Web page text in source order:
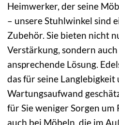
Heimwerker, der seine
– unsere Stuhlwinkel sind
Zubehör. Sie bieten nicht
Verstärkung, sondern
ansprechende Lösung.
das für seine Langlebigkeit
Wartungsaufwand
für Sie weniger Sorgen um
auch bei Möbeln, die im